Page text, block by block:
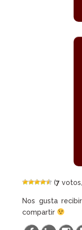
(7
Nos gusta
compartir